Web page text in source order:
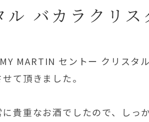
バカラクリス
MARTIN セントー クリスタ
て頂きました。
貴重なお酒でしたので、しっ